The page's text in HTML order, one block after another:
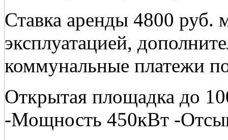
Ставка аренды 4800
эксплуатацией,
коммунальные платежи
Открытая площадка до
-Мощность 450кВт -